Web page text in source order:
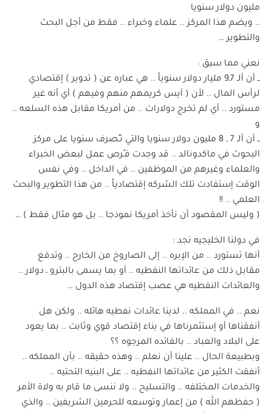
مليون دولار سنويا
.. ويضم هذا المركز .. علماء وخبراء .. فقط من أجل البحث
والتطوير …
نعني مما سبق :
ــ أن ألـ 7ـ9 مليار دولار سنوياً .. هي عباره عن ( تدوير ) إقتصادي
لرأس المال .. لأن ( آيس كريمهم منهم وفيهم ) أي أنه غير
مستورد .. أي لم تخرج دولارات .. من أمريكا مقابل هذه السلعه ..
و
ــ أن ألـ 7 ـ 8 مليون دولار سنويا والتي تـُصرف سنويا على مركز
البحوث في ماكدونالد .. قد وجدت فـُرص عمل لبعض الخبراء
والعلماء وغيرهم من الموظفين .. في الداخل .. وفي نفس
الوقت إستفادت تلك الشركه إقتصادياً .. من هذا التطوير والبحث
العلمي .. !!
( وليس المقصود أن نأخذ أمريكا نموذجا .. بل هو مثال فقط ) …
في دولنا الخليجيه نجد :
أنها تستورد .. من الإبره .. إلى الصاروخ من الخارج .. وتدفع
مقابل ذلك من عائداتها النفطيه .. أو بما يسمى بالبترو ـ دولار ..
والعائدات النفطيه هي عصب إقتصاد هذه الدول …
نعم .. في المملكه .. لدينا عائدات نفطيه هائله .. ولكن هل
أنفقناها أو إستثمرناها في بناء إقتصاد قوي وثابت .. بما يعود
على البلاد والعباد .. بالفائده المرجوه ؟؟
وبطبيعة الحال .. علينا أن نعلم .. وهذه حقيقه .. بأن المملكه ..
أنفقت الكثير من عائداتها النفطيه .. على البنيه التحتيه ..
والخدمات المختلفه .. والتسليح .. ولا ننسى ما قام به ولاة الأمر
( حفظهم الله ) من إعمار وتوسعه للحرمين الشريفين .. والذي